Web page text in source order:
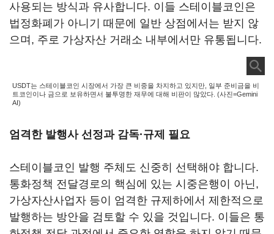
사용되는 방식과 유사합니다. 이들 스테이블코인은
법정화폐가 아니기 때문에 일반 상점에서는 받지 않
으며, 주로 가상자산 거래소 내부에서만 유통됩니다.
USDT는 스테이블코인 시장에서 가장 큰 비중을 차지하고 있지만, 일부 준비금을 비
트코인이나 금으로 보유하면서 불투명한 재무에 대해 비판이 많았다. (사진=Gemini
AI)
엄격한 발행사 선정과 감독·규제 필요
스테이블코인 발행 주체도 신중히 선택해야 합니다.
통화정책 전달경로의 핵심에 있는 시중은행이 아닌,
가상자산사업자 등이 엄격한 규제하에서 제한적으로
발행하는 방안을 검토할 수 있을 것입니다. 이들은 통